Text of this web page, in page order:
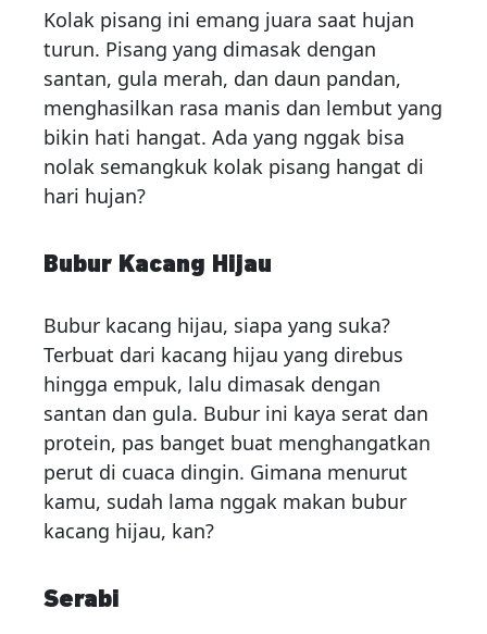
Kolak pisang ini emang juara saat hujan
turun. Pisang yang dimasak dengan
santan, gula merah, dan daun pandan,
menghasilkan rasa manis dan lembut yang
bikin hati hangat. Ada yang nggak bisa
nolak semangkuk kolak pisang hangat di
hari hujan?
Bubur Kacang Hijau
Bubur kacang hijau, siapa yang suka?
Terbuat dari kacang hijau yang direbus
hingga empuk, lalu dimasak dengan
santan dan gula. Bubur ini kaya serat dan
protein, pas banget buat menghangatkan
perut di cuaca dingin. Gimana menurut
kamu, sudah lama nggak makan bubur
kacang hijau, kan?
Serabi